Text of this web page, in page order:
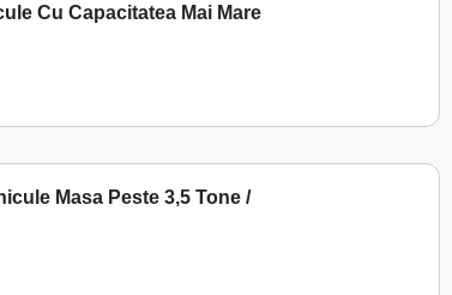
Cu Capacitatea Mai Mare
Masa Peste 3,5 Tone /